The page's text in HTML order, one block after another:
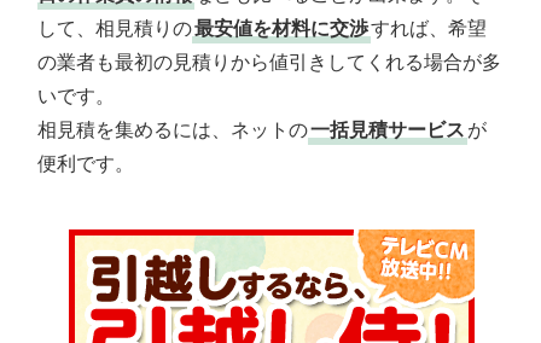
して、相見積りの最安値を材料に交渉すれば、希望
の業者も最初の見積りから値引きしてくれる場合が多
いです。
相見積を集めるには、ネットの一括見積サービス が
便利です。